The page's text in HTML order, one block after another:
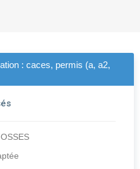
: caces, permis (a, a2,